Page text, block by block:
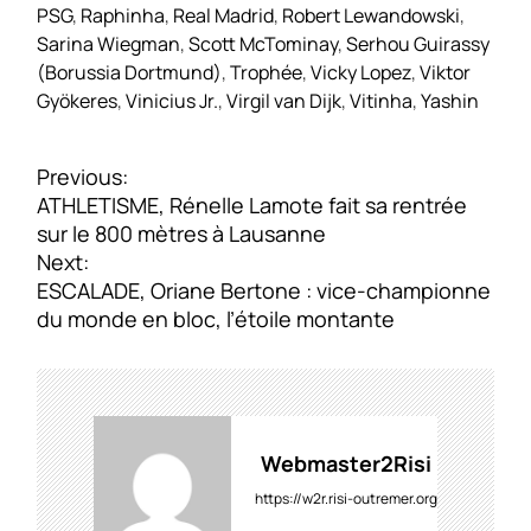
PSG, Raphinha, Real Madrid, Robert Lewandowski,
Sarina Wiegman,Scott McTominay,Serhou Guirassy
(Borussia Dortmund),Trophée,Vicky Lopez,Viktor
Gyökeres,Vinicius Jr.,Virgil van Dijk,Vitinha,Yashin
N
a
v
i
g
a
i
o
n
d
e
l
Previous:
ATHLETISME, Rénelle Lamote fait sa rentrée
sur le 800 mètres à Lausanne
Next:
ESCALADE, Oriane Bertone : vice-championne
du monde en bloc, l’étoile montante
Webmaster2Risi
https://w2r.risi-outremer.org